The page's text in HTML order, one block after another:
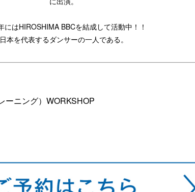
にはHIROSHIMA BBCを結成して活動中！！
日本を代表するダンサーの一人である。
ーニング）WORKSHOP